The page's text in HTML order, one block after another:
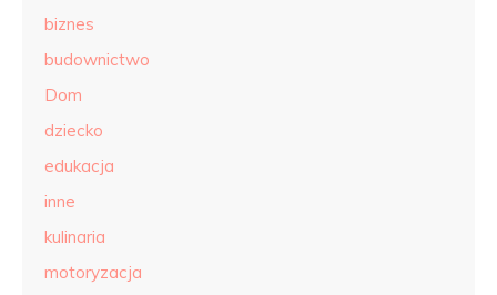
biznes
budownictwo
Dom
dziecko
edukacja
inne
kulinaria
motoryzacja